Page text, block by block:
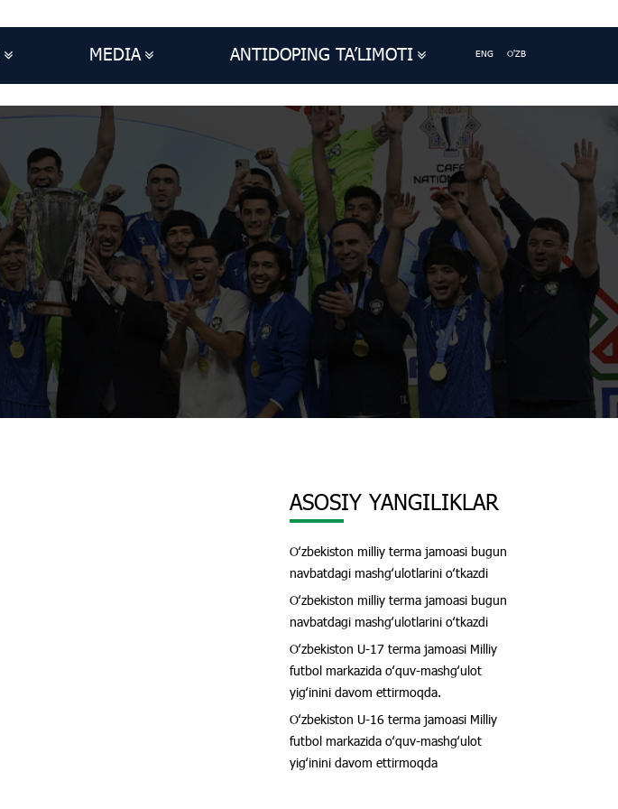
MEDIA ANTIDOPING TA’LIMOTI ENG O'ZB
ASOSIY YANGILIKLAR
Oʻzbekiston milliy terma jamoasi bugun
navbatdagi mashgʻulotlarini oʻtkazdi
Oʻzbekiston milliy terma jamoasi bugun
navbatdagi mashgʻulotlarini oʻtkazdi
Oʻzbekiston U-17 terma jamoasi Milliy
futbol markazida oʻquv-mashgʻulot
yigʻinini davom ettirmoqda.
Oʻzbekiston U-16 terma jamoasi Milliy
futbol markazida oʻquv-mashgʻulot
yigʻinini davom ettirmoqda